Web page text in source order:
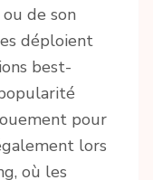
de son
déploient
best-
pour
lors
où les